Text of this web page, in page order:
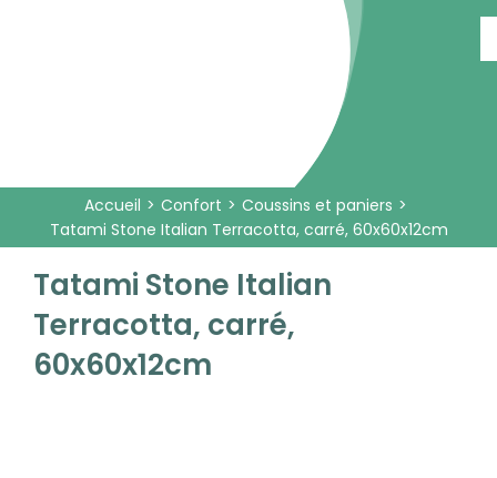
Accueil Confort
Coussins et paniers
Tatami Stone Italian Terracotta, carré, 60x60x12cm
Tatami Stone Italian
Terracotta, carré,
60x60x12cm